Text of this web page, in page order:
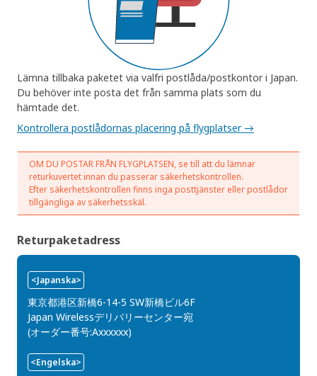
Lämna tillbaka paketet via valfri postlåda/postkontor i Japan.
Du behöver inte posta det från samma plats som du
hämtade det.
Kontrollera postlådornas placering på flygplatser →
OM DU POSTAR FRÅN FLYGPLATSEN, se till att du lämnar
returkuvertet innan du passerar säkerhetskontrollen.
Efter säkerhetskontrollen finns inga posttjänster eller postlådor
tillgängliga av säkerhetsskäl.
Returpaketadress
<Japanska>
東京都港区新橋6-14-5 SW新橋ビル6F
Japan Wirelessデリバリーセンター宛
(オーダー番号:Axxxxxx)
<Engelska>